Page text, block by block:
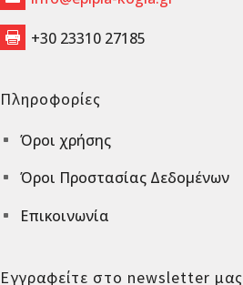
 +30 23310 27185
Πληροφορίες
^ Όροι χρήσης
^ Όροι Προστασίας Δεδομένων
^ Επικοινωνία
Εγγραφείτε στο newsletter μας